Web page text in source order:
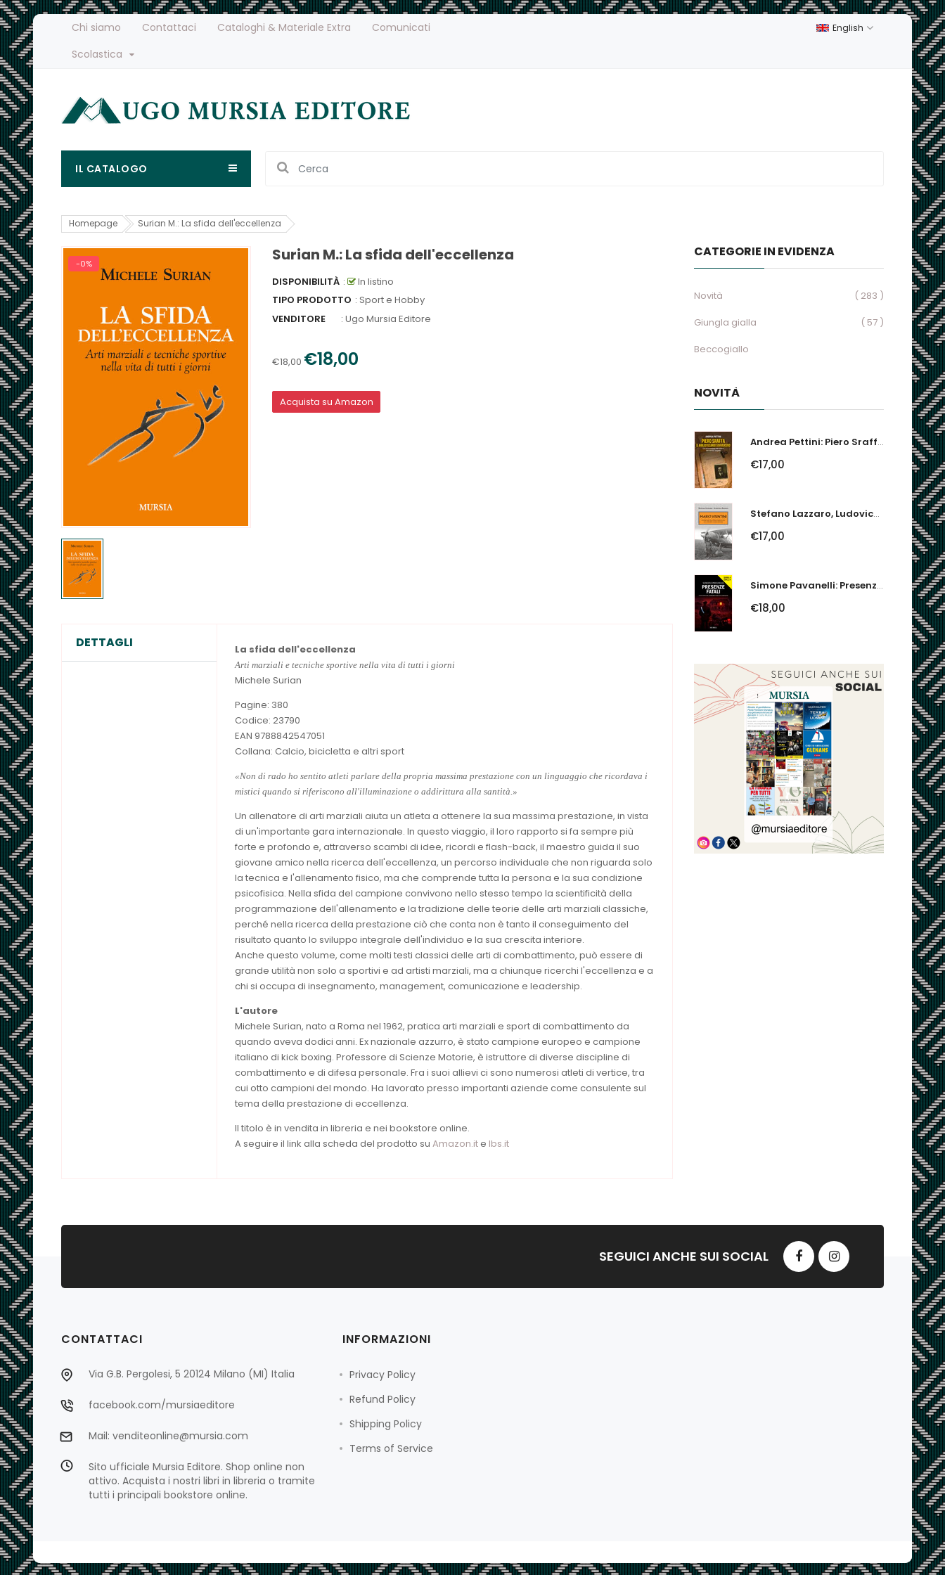
Chi siamo Contattaci Cataloghi & Materiale Extra
Comunicati
Scolastica
English
IL CATALOGO
Homepage Surian M.: La sfida dell'eccellenza
-0% Surian M.: La sfida dell'eccellenza
DISPONIBILITÀ :
In listino
TIPO PRODOTTO : Sport e Hobby
VENDITORE
: Ugo Mursia Editore
€18,00 €18,00
Acquista su Amazon
DETTAGLI La sfida dell'eccellenza
Arti marziali e tecniche sportive nella vita di tutti i giorni
Michele Surian
Pagine: 380
Codice: 23790
EAN 9788842547051
Collana: Calcio, bicicletta e altri sport
«Non di rado ho sentito atleti parlare della propria massima prestazione con un linguaggio che ricordava i
mistici quando si riferiscono all'illuminazione o addirittura alla santità.»
Un allenatore di arti marziali aiuta un atleta a ottenere la sua massima prestazione, in vista
di un'importante gara internazionale. In questo viaggio, il loro rapporto si fa sempre più
forte e profondo e, attraverso scambi di idee, ricordi e flash-back, il maestro guida il suo
giovane amico nella ricerca dell'eccellenza, un percorso individuale che non riguarda solo
la tecnica e l'allenamento fisico, ma che comprende tutta la persona e la sua condizione
psicofisica. Nella sfida del campione convivono nello stesso tempo la scientificità della
programmazione dell'allenamento e la tradizione delle teorie delle arti marziali classiche,
perché nella ricerca della prestazione ciò che conta non è tanto il conseguimento del
risultato quanto lo sviluppo integrale dell'individuo e la sua crescita interiore.
Anche questo volume, come molti testi classici delle arti di combattimento, può essere di
grande utilità non solo a sportivi e ad artisti marziali, ma a chiunque ricerchi l'eccellenza e a
chi si occupa di insegnamento, management, comunicazione e leadership.
L'autore
Michele Surian, nato a Roma nel 1962, pratica arti marziali e sport di combattimento da
quando aveva dodici anni. Ex nazionale azzurro, è stato campione europeo e campione
italiano di kick boxing. Professore di Scienze Motorie, è istruttore di diverse discipline di
combattimento e di difesa personale. Fra i suoi allievi ci sono numerosi atleti di vertice, tra
cui otto campioni del mondo. Ha lavorato presso importanti aziende come consulente sul
tema della prestazione di eccellenza.
Il titolo è in vendita in libreria e nei bookstore online.
A seguire il link alla scheda del prodotto su Amazon.ite Ibs.it
CATEGORIE IN EVIDENZA
Novità
( 283 )
Giungla gialla
( 57 )
Beccogiallo
NOVITÀ
Andrea Pettini: Piero Sraffa, Il Bibliotecario Sovversivo. Un Economista Nel...
€17,00
Stefano Lazzaro, Ludovico Slongo: Mario Visintini. Il Primo Asso Della...
€17,00
Simone Pavanelli: Presenze Fatali. I Fantasmi Del Ferrarese Urlano Giustizia
€18,00
SEGUICI ANCHE SUI SOCIAL
CONTATTACI
Via G.B. Pergolesi, 5 20124 Milano (MI) Italia
facebook.com/mursiaeditore
Mail: venditeonline@mursia.com
Sito ufficiale Mursia Editore. Shop online non
attivo. Acquista i nostri libri in libreria o tramite
tutti i principali bookstore online.
INFORMAZIONI
Privacy Policy
Refund Policy
Shipping Policy
Terms of Service